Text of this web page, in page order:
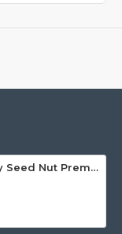
Mixed Fruity Seed Nut Premium (Roasted) 500 gm